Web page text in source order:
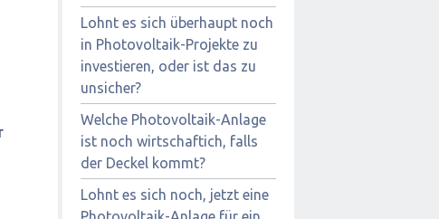
Lohnt es sich überhaupt noch
in Photovoltaik-Projekte zu
investieren, oder ist das zu
unsicher?
Welche Photovoltaik-Anlage
ist noch wirtschaftich, falls
der Deckel kommt?
Lohnt es sich noch, jetzt eine